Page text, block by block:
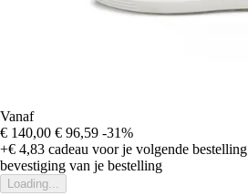
Vanaf
€ 140,00 € 96,59 -31%
+€ 4,83 cadeau voor je volgende bestelling
bevestiging van je bestelling
Loading...